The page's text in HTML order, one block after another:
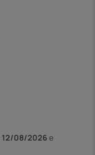
12/08/2026e